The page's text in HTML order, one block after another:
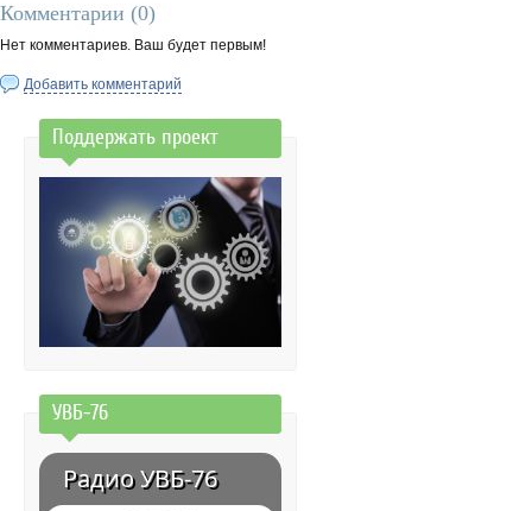
Комментарии (0)
Нет комментариев. Ваш будет первым!
Добавить комментарий
Поддержать проект
УВБ-76
Радио УВБ-76